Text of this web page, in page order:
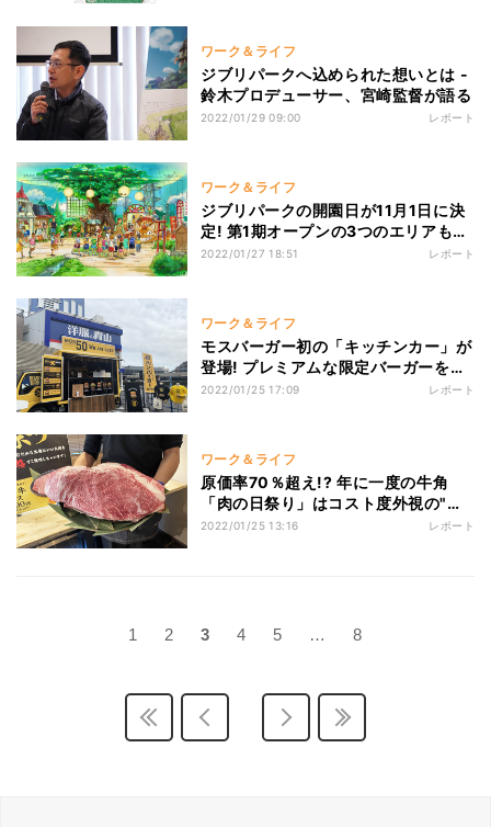
ワーク＆ライフ
ジブリパークへ込められた想いとは -
鈴木プロデューサー、宮崎監督が語る
2022/01/29 09:00 レポート
ワーク＆ライフ
ジブリパークの開園日が11月1日に決
定! 第1期オープンの3つのエリアも紹
介
2022/01/27 18:51 レポート
ワーク＆ライフ
モスバーガー初の「キッチンカー」が
登場! プレミアムな限定バーガーを販
売
2022/01/25 17:09 レポート
ワーク＆ライフ
原価率70％超え!? 年に一度の牛角
「肉の日祭り」はコスト度外視の"最
強コスパメニュー"
2022/01/25 13:16 レポート
1 2 3 4 5 … 8